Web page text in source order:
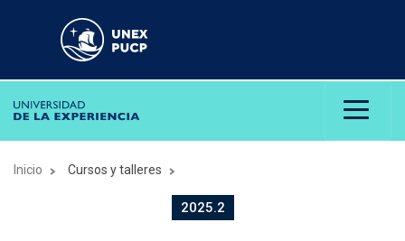
Inicio Cursos y talleres
2025.2